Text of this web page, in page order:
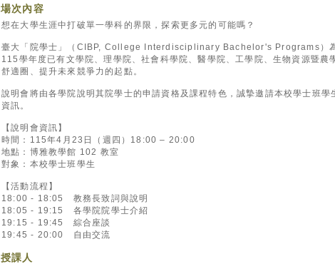
場次內容
想在大學生涯中打破單一學科的界限，探索更多元的可能嗎？
臺大「院學士」（CIBP, College Interdisciplinary Bachelor's Programs）為
115學年度已有文學院、理學院、社會科學院、醫學院、工學院、生物資源暨農
舒適圈、提升未來競爭力的起點。
說明會將由各學院說明其院學士的申請資格及課程特色，誠摯邀請本校學士班
資訊。
【說明會資訊】
時間：115年4月23日（週四）18:00 – 20:00
地點：博雅教學館 102 教室
對象：本校學士班學生
【活動流程】
18:00 - 18:05 教務長致詞與說明
18:05 - 19:15 各學院院學士介紹
19:15 - 19:45 綜合座談
19:45 - 20:00 自由交流
授課人